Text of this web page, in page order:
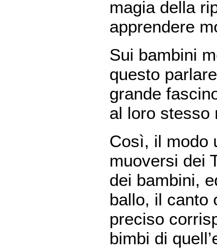
magia della
apprendere
Sui bambini
questo
grande
al loro stesso
Così, il modo
muoversi dei
dei bambini,
ballo, il canto
preciso
bimbi di